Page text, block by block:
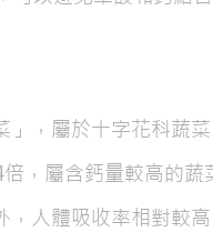
，屬於十字花科蔬菜
，屬含鈣量較高的蔬
人體吸收率相對較高